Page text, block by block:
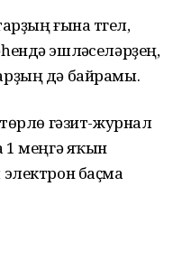
ғына түгел,
эшләүселәрҙең,
дә байрамы.
гәзит-журнал
1 меңгә яҡын
баҫма